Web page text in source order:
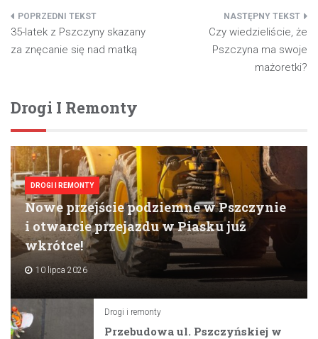
Nawigacja
wpisu
35-latek z Pszczyny skazany
za znęcanie się nad matką
Czy wiedzieliście, że
Pszczyna ma swoje
mażoretki?
Drogi I Remonty
DROGI I REMONTY
Nowe przejście podziemne w Pszczynie
i otwarcie przejazdu w Piasku już
wkrótce!
10 lipca 2026
Drogi i remonty
Przebudowa ul. Pszczyńskiej w